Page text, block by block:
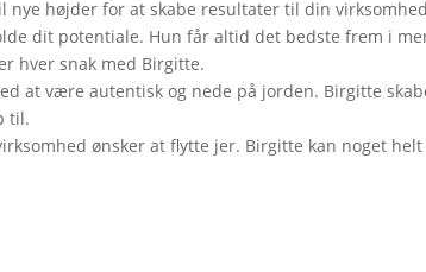
højder for at skabe resultater til din
dit potentiale. Hun får altid det bedste frem i
hver snak med Birgitte.
at være autentisk og nede på jorden. Birgitte
til.
ønsker at flytte jer. Birgitte kan noget